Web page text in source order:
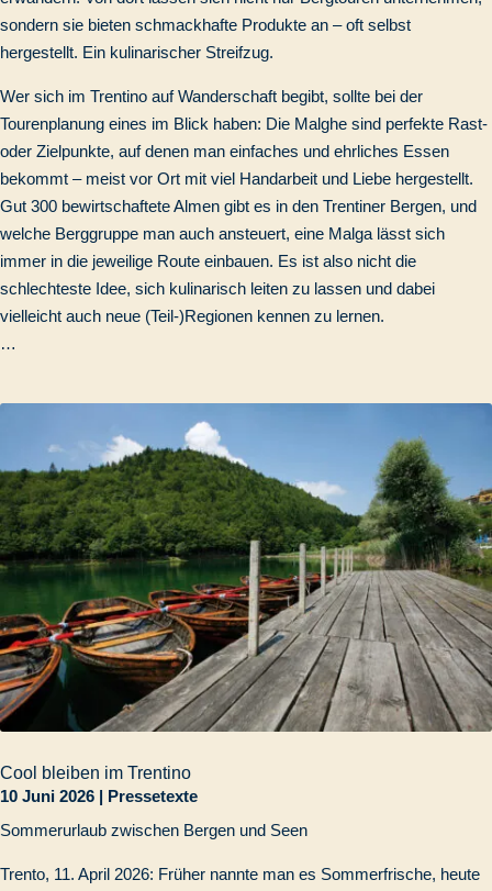
sondern sie bieten schmackhafte Produkte an – oft selbst
hergestellt. Ein kulinarischer Streifzug.
Wer sich im Trentino auf Wanderschaft begibt, sollte bei der
Tourenplanung eines im Blick haben: Die Malghe sind perfekte Rast-
oder Zielpunkte, auf denen man einfaches und ehrliches Essen
bekommt – meist vor Ort mit viel Handarbeit und Liebe hergestellt.
Gut 300 bewirtschaftete Almen gibt es in den Trentiner Bergen, und
welche Berggruppe man auch ansteuert, eine Malga lässt sich
immer in die jeweilige Route einbauen. Es ist also nicht die
schlechteste Idee, sich kulinarisch leiten zu lassen und dabei
vielleicht auch neue (Teil-)Regionen kennen zu lernen.
…
Cool bleiben im Trentino
10 Juni 2026 | Pressetexte
Sommerurlaub zwischen Bergen und Seen
Trento, 11. April 2026: Früher nannte man es Sommerfrische, heute